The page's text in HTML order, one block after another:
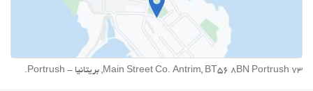
73 Main Street Co. Antrim, BT56 8BN Portrush, بریتانیا - Portrush.